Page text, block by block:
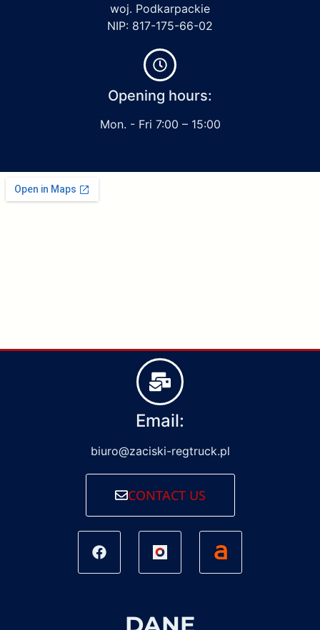
woj. Podkarpackie
NIP: 817-175-66-02
Opening hours:
Mon. - Fri 7:00 – 15:00
Email:
biuro@zaciski-regtruck.pl
CONTACT US